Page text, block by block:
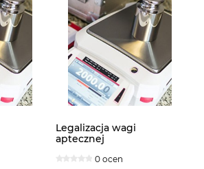
Legalizacja wagi
aptecznej
0 ocen